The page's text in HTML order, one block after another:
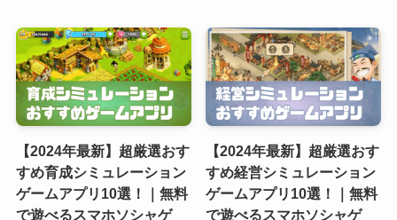
【2024年最新】超厳選おす
すめ育成シミュレーション
ゲームアプリ10選！｜無料
で遊べるスマホソシャゲ
【2024年最新】超厳選おす
すめ経営シミュレーション
ゲームアプリ10選！｜無料
で遊べるスマホソシャゲ